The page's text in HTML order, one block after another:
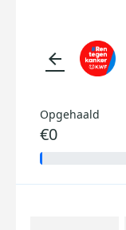
arrow_back
Opgehaald
€0